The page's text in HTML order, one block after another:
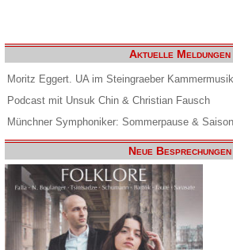
Aktuelle Meldungen
Moritz Eggert. UA im Steingraeber
Podcast mit Unsuk Chin & Christian Fausch
Münchner Symphoniker: Sommerpause &
Neue Besprechungen